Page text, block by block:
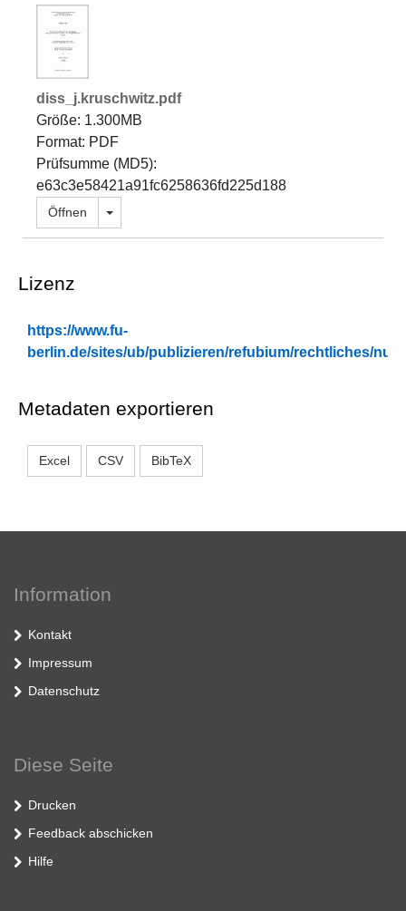
diss_j.kruschwitz.pdf
Größe: 1.300MB
Format: PDF
Prüfsumme (MD5):
e63c3e58421a91fc6258636fd225d188
Öffnen Dropdown öffnen
Lizenz
https://www.fu-
berlin.de/sites/ub/publizieren/refubium/rechtliches/
Metadaten exportieren
Excel CSV BibTeX
Information
Kontakt
Impressum
Datenschutz
Diese Seite
Drucken
Feedback abschicken
Hilfe